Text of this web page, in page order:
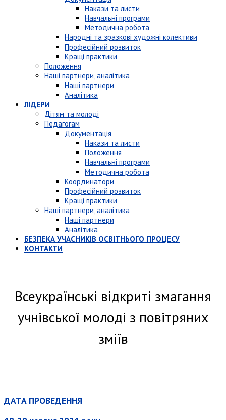
Накази та листи
Навчальні програми
Методична робота
Народні та зразкові художні колективи
Професійний розвиток
Кращі практики
Положення
Наші партнери, аналітика
Наші партнери
Аналітика
ЛІДЕРИ
Дітям та молоді
Педагогам
Документація
Накази та листи
Положення
Навчальні програми
Методична робота
Координатори
Професійний розвиток
Кращі практики
Наші партнери, аналітика
Наші партнери
Аналітика
БЕЗПЕКА УЧАСНИКІВ ОСВІТНЬОГО ПРОЦЕСУ
КОНТАКТИ
Всеукраїнські відкриті змагання
учнівської молоді з повітряних
зміїв
ДАТА ПРОВЕДЕННЯ